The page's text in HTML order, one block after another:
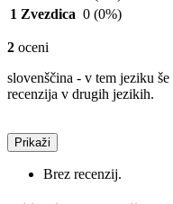
1 Zvezdica 0 (0%)
2 oceni
slovenščina - v tem jeziku
recenzija v drugih jezikih.
Prikaži
Brez recenzij.